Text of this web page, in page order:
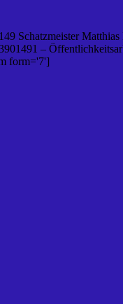
Schatzmeister
–
form='7']